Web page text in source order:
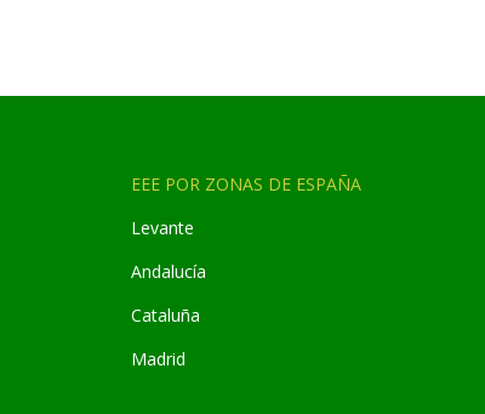
EEE POR ZONAS DE ESPAÑA
Levante
Andalucía
Cataluña
Madrid